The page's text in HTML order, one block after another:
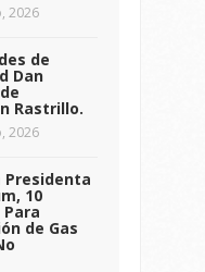
2026
de
Dan
Rastrillo.
2026
Presidenta
10
de Gas